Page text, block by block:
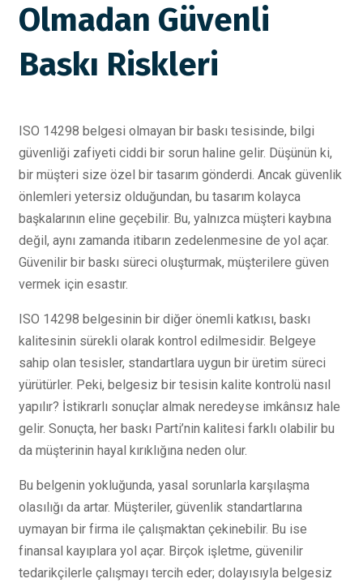
Olmadan Güvenli
Baskı Riskleri
ISO 14298 belgesi olmayan bir baskı tesisinde, bilgi
güvenliği zafiyeti ciddi bir sorun haline gelir. Düşünün ki,
bir müşteri size özel bir tasarım gönderdi. Ancak güvenlik
önlemleri yetersiz olduğundan, bu tasarım kolayca
başkalarının eline geçebilir. Bu, yalnızca müşteri kaybına
değil, aynı zamanda itibarın zedelenmesine de yol açar.
Güvenilir bir baskı süreci oluşturmak, müşterilere güven
vermek için esastır.
ISO 14298 belgesinin bir diğer önemli katkısı, baskı
kalitesinin sürekli olarak kontrol edilmesidir. Belgeye
sahip olan tesisler, standartlara uygun bir üretim süreci
yürütürler. Peki, belgesiz bir tesisin kalite kontrolü nasıl
yapılır? İstikrarlı sonuçlar almak neredeyse imkânsız hale
gelir. Sonuçta, her baskı Parti’nin kalitesi farklı olabilir bu
da müşterinin hayal kırıklığına neden olur.
Bu belgenin yokluğunda, yasal sorunlarla karşılaşma
olasılığı da artar. Müşteriler, güvenlik standartlarına
uymayan bir firma ile çalışmaktan çekinebilir. Bu ise
finansal kayıplara yol açar. Birçok işletme, güvenilir
tedarikçilerle çalışmayı tercih eder; dolayısıyla belgesiz